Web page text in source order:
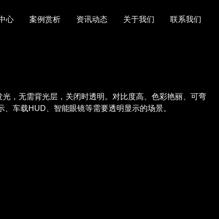
心 案例赏析 资讯动态 关于我们 联系我们
，无需背光层，关闭时透明。对比度高、色彩艳丽、可弯
车载HUD、智能眼镜等需要透明显示的场景。